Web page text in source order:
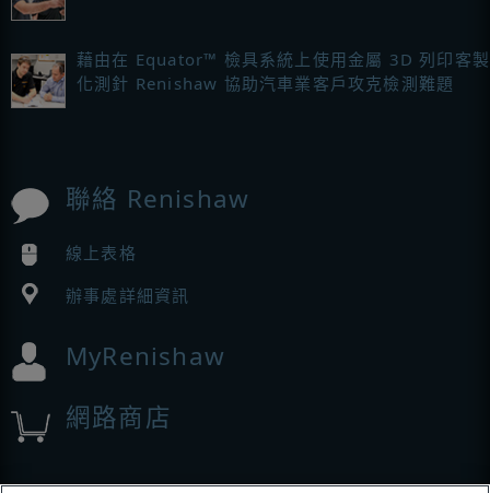
藉由在 Equator™ 檢具系統上使用金屬 3D 列印客製
化測針 Renishaw 協助汽車業客戶攻克檢測難題
聯絡 Renishaw
線上表格
辦事處詳細資訊
MyRenishaw
網路商店